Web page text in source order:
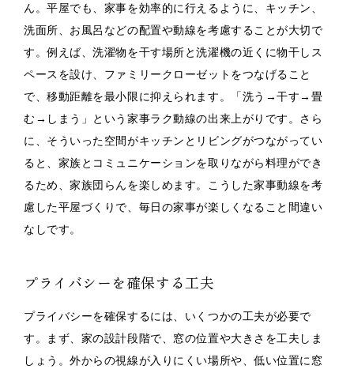
ん。平屋でも、家事を効率的に行えるように、キッチン、
洗面所、お風呂などの配置や動線を考慮することが大切で
す。例えば、洗濯物を干す場所と洗濯機の近くに物干しス
ペースを設け、ファミリークローゼットをつなげること
で、移動距離を最小限に抑えられます。「洗う→干す→畳
む→しまう」という家事ラク動線の出来上がりです。さら
に、そういった空間がキッチンとリビングがつながってい
ると、家族とコミュニケーションを取りながら料理ができ
るため、家族団らんを楽しめます。こうした家事動線を考
慮した平屋づくりで、毎日の家事が楽しくなること間違い
なしです。
プライバシーを確保する工夫
プライバシーを確保するには、いくつかの工夫が必要で
す。まず、家の設計段階で、窓の位置や大きさを工夫しま
しょう。外からの視線が入りにくい場所や、低い位置に窓